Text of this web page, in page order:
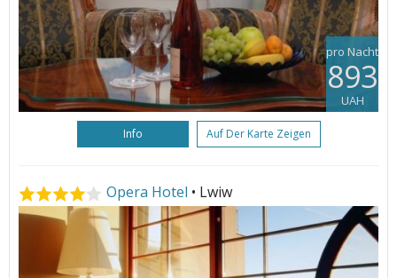
pro Nacht
893
UAH
Info Auf Der Karte Zeigen
Opera Hotel • Lwiw